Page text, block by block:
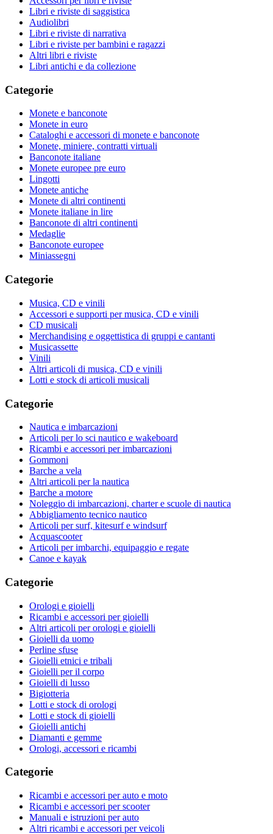
Libri e riviste di saggistica
Audiolibri
Libri e riviste di narrativa
Libri e riviste per bambini e ragazzi
Altri libri e riviste
Libri antichi e da collezione
Categorie
Monete e banconote
Monete in euro
Cataloghi e accessori di monete e banconote
Monete, miniere, contratti virtuali
Banconote italiane
Monete europee pre euro
Lingotti
Monete antiche
Monete di altri continenti
Monete italiane in lire
Banconote di altri continenti
Medaglie
Banconote europee
Miniassegni
Categorie
Musica, CD e vinili
Accessori e supporti per musica, CD e vinili
CD musicali
Merchandising e oggettistica di gruppi e cantanti
Musicassette
Vinili
Altri articoli di musica, CD e vinili
Lotti e stock di articoli musicali
Categorie
Nautica e imbarcazioni
Articoli per lo sci nautico e wakeboard
Ricambi e accessori per imbarcazioni
Gommoni
Barche a vela
Altri articoli per la nautica
Barche a motore
Noleggio di imbarcazioni, charter e scuole di nautica
Abbigliamento tecnico nautico
Articoli per surf, kitesurf e windsurf
Acquascooter
Articoli per imbarchi, equipaggio e regate
Canoe e kayak
Categorie
Orologi e gioielli
Ricambi e accessori per gioielli
Altri articoli per orologi e gioielli
Gioielli da uomo
Perline sfuse
Gioielli etnici e tribali
Gioielli per il corpo
Gioielli di lusso
Bigiotteria
Lotti e stock di orologi
Lotti e stock di gioielli
Gioielli antichi
Diamanti e gemme
Orologi, accessori e ricambi
Categorie
Ricambi e accessori per auto e moto
Ricambi e accessori per scooter
Manuali e istruzioni per auto
Altri ricambi e accessori per veicoli